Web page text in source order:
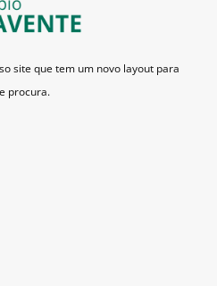
site que tem um novo layout para
procura.